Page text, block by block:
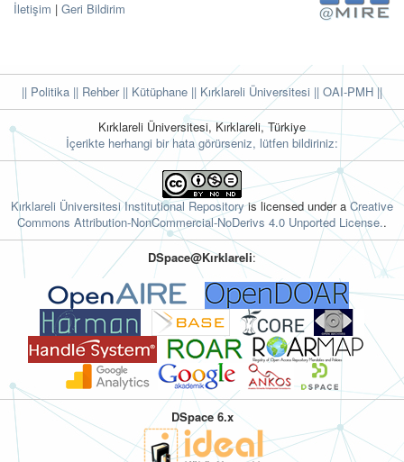
İletişim | Geri Bildirim
|| Politika || Rehber|| Kütüphane || Kırklareli Üniversitesi || OAI-PMH ||
Kırklareli Üniversitesi, Kırklareli, Türkiye
İçerikte herhangi bir hata görürseniz, lütfen bildiriniz:
Kırklareli Üniversitesi Institutional Repositoryis licensed under aCreative
Commons Attribution-NonCommercial-NoDerivs 4.0 Unported License..
DSpace@Kırklareli:
DSpace 6.x